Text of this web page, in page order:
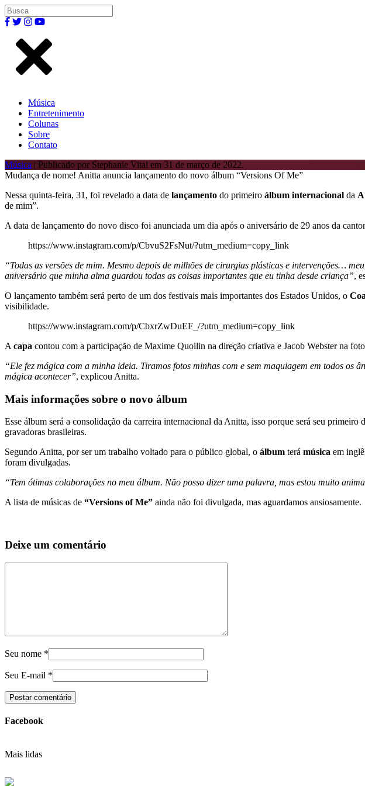
Música
Entretenimento
Colunas
Sobre
Contato
Música | Publicado por Stephanie Vital em 31 de março de 2022.
Mudança de nome! Anitta anuncia lançamento do novo álbum “Versions Of Me”
Nessa quinta-feira, 31, foi revelado a data de lançamento do primeiro álbum internacional da
de mim”.
A data de lançamento do novo disco foi anunciada um dia após o aniversário de 29 anos da
https://www.instagram.com/p/CbvuS2FsNut/?utm_medium=copy_link
“Todas as versões de mim. Mesmo depois de milhões de cirurgias plásticas e intervenções…
aniversário que minha alma guardou todas as coisas importantes que eu tinha desde criança”,
O lançamento também será perto de um dos festivais mais importantes dos Estados Unidos, o
visibilidade.
https://www.instagram.com/p/CbxrZwDuEF_/?utm_medium=copy_link
A capa contou com a participação de Maxime Quoilin na direção criativa e Jacob Webster na
“Ele fez mágica com a minha ideia. Tiramos fotos minhas com e sem maquiagem em todos os
mágica acontecer”, explicou Anitta.
Mais informações sobre o novo álbum
Esse álbum será a consolidação da carreira internacional da Anitta, isso porque será seu
gravadoras brasileiras.
Segundo Anitta, por ser um trabalho voltado para o público global, o álbum terá música em
foram divulgadas.
“Tem ótimas colaborações no meu álbum. Não posso dizer uma palavra, mas estou muito
A lista de músicas de “Versions of Me” ainda não foi divulgada, mas aguardamos ansiosamente.
Deixe um comentário
Seu nome *
Seu E-mail *
Facebook
Mais lidas